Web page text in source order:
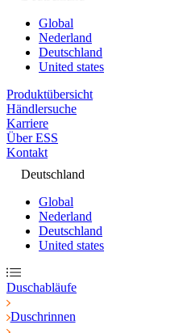
Global
Nederland
Deutschland
United states
Produktübersicht
Händlersuche
Karriere
Über ESS
Kontakt
Deutschland
Global
Nederland
Deutschland
United states
Duschabläufe
Duschrinnen